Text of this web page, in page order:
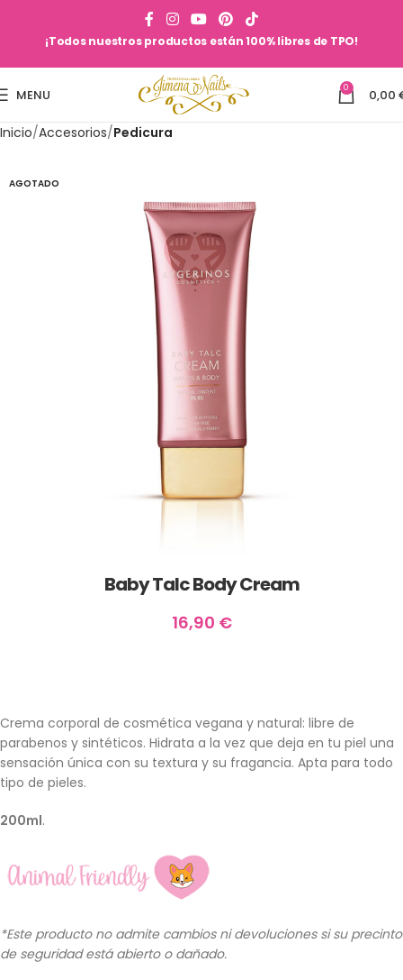
¡Todos nuestros productos están 100% libres de TPO!
MENU 0 0,00
Inicio Accesorios Pedicura
AGOTADO
Baby Talc Body Cream
16,90 €
Crema corporal de cosmética vegana y natural: libre de
parabenos y sintéticos. Hidrata a la vez que deja en tu piel una
sensación única con su textura y su fragancia. Apta para todo
tipo de pieles.
200ml.
*Este producto no admite cambios ni devoluciones si su precinto
de seguridad está abierto o dañado.